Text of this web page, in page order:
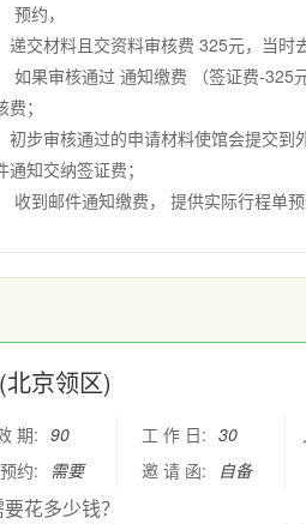
预约，
递交材料且交资料审核费 325元，当时
如果审核通过 通知缴费 （签证费-325
；
初步审核通过的申请材料使馆会提交
通知交纳签证费；
收到邮件通知缴费， 提供实际行程单
京领区)
期: 90 工 作 日: 30
约: 需要 邀 请 函: 自备
花多少钱？